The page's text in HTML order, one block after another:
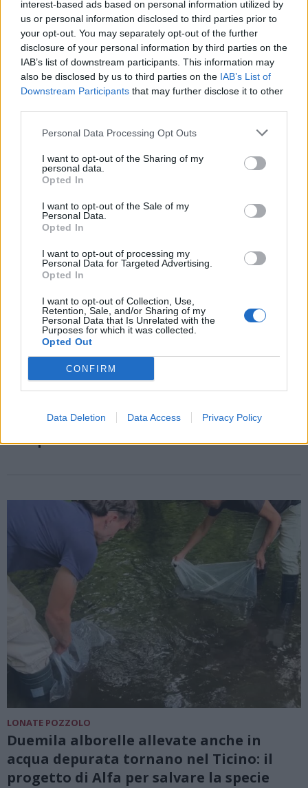
interest-based ads based on personal information utilized by
us or personal information disclosed to third parties prior to
your opt-out. You may separately opt-out of the further
disclosure of your personal information by third parties on the
IAB’s list of downstream participants. This information may
also be disclosed by us to third parties on the IAB’s List of
Downstream Participants that may further disclose it to other
Personal Data Processing Opt Outs
I want to opt-out of the Sharing of my
personal data.
Opted In
I want to opt-out of the Sale of my
Personal Data.
Opted In
I want to opt-out of processing my
Personal Data for Targeted Advertising.
Opted In
I want to opt-out of Collection, Use,
Retention, Sale, and/or Sharing of my
Personal Data that Is Unrelated with the
Purposes for which it was collected.
Opted Out
CONFIRM
Data Deletion Data Access Privacy Policy
ALTRE NOTIZIE DI LONATE POZZOLO
ECONOMIA
Regione finanzia quattro archivi e musei
d’impresa del Varesotto
LONATE POZZOLO
Duemila alborelle allevate anche in
acqua depurata tornano nel Ticino: il
progetto di Alfa per salvare la specie